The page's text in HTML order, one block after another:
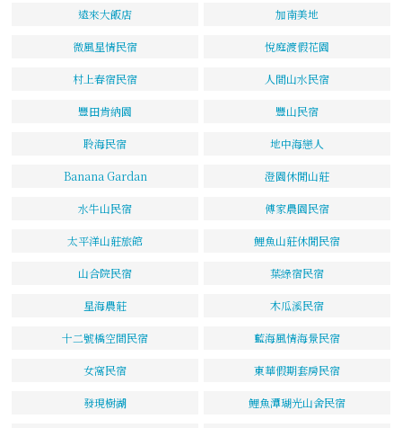
遠來大飯店 加南美地
微風星情民宿 悅庭渡假花園
村上春宿民宿 人間山水民宿
豐田肯納園 豐山民宿
聆海民宿 地中海戀人
Banana Gardan 澄園休閒山莊
水牛山民宿 傅家農園民宿
太平洋山莊旅館 鯉魚山莊休閒民宿
山合院民宿 葉綠宿民宿
星海農莊 木瓜溪民宿
十二號橋空間民宿 藍海風情海景民宿
女窩民宿 東華假期套房民宿
發現樹湖 鯉魚潭瑚光山舍民宿